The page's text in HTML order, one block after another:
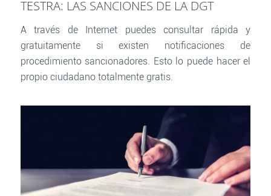
TESTRA: LAS SANCIONES DE LA DGT
A través de Internet puedes consultar rápida y
gratuitamente si existen notificaciones de
procedimiento sancionadores. Esto lo puede hacer el
propio ciudadano totalmente gratis.